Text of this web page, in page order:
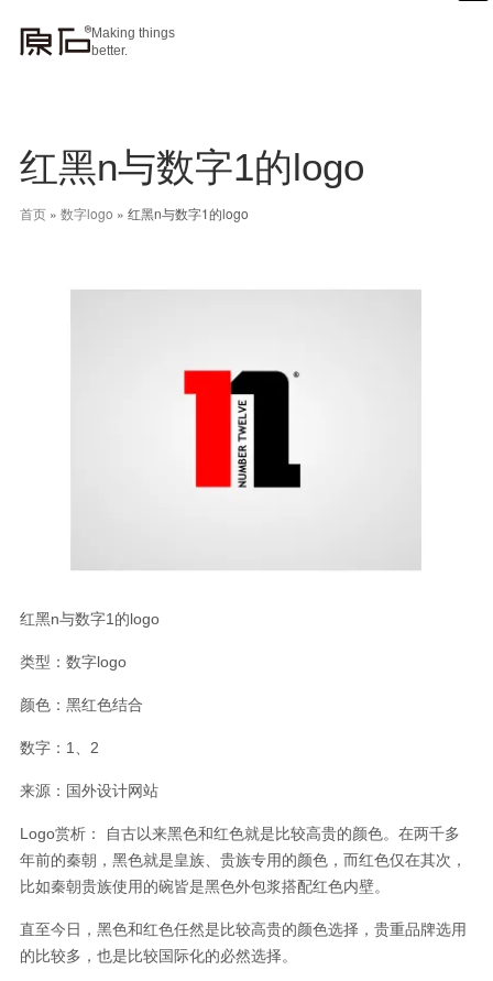
Making things
better.
红黑n与数字1的logo
首页 » 数字logo » 红黑n与数字1的logo
红黑n与数字1的logo
类型：数字logo
颜色：黑红色结合
数字：1、2
来源：国外设计网站
Logo赏析： 自古以来黑色和红色就是比较高贵的颜色。在两千多
年前的秦朝，黑色就是皇族、贵族专用的颜色，而红色仅在其次，
比如秦朝贵族使用的碗皆是黑色外包浆搭配红色内壁。
直至今日，黑色和红色任然是比较高贵的颜色选择，贵重品牌选用
的比较多，也是比较国际化的必然选择。